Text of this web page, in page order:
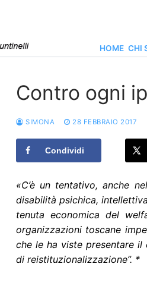
HOME CHI
Contro ogni
SIMONA 28 FEBBRAIO 2017
Condividi
«C’è un tentativo, anche
disabilità psichica,
tenuta economica del
organizzazioni toscane
che le ha viste presentare
di reistituzionalizzazione”. *